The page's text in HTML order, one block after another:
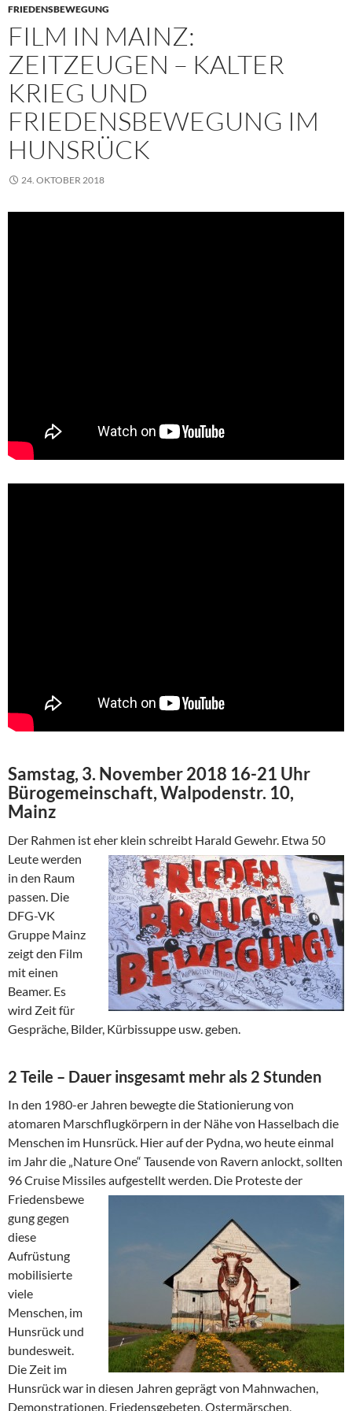
FRIEDENSBEWEGUNG
FILM IN MAINZ:
ZEITZEUGEN – KALTER
KRIEG UND
FRIEDENSBEWEGUNG IM
HUNSRÜCK
24. OKTOBER 2018
Samstag, 3. November 2018 16-21 Uhr
Bürogemeinschaft, Walpodenstr. 10,
Mainz
Der Rahmen ist eher klein schreibt Harald Gewehr. Etwa 50
Leutewerden
in den Raum
passen. Die
DFG-VK
Gruppe Mainz
zeigt den Film
mit einen
Beamer. Es
wird Zeit für
Gespräche, Bilder, Kürbissuppe usw. geben.
2 Teile – Dauer insgesamt mehr als 2 Stunden
In den 1980-er Jahren bewegte die Stationierung von
atomaren Marschflugkörpern in der Nähe von Hasselbach die
Menschen im Hunsrück. Hier auf der Pydna, wo heute einmal
im Jahr die „Nature One“ Tausende von Ravern anlockt, sollten
96 Cruise Missilesaufgestellt werden. Die Proteste der
Friedensbewe
gung gegen
diese
Aufrüstung
mobilisierte
viele
Menschen, im
Hunsrück und
bundesweit.
Die Zeit im
Hunsrück war in diesen Jahren geprägt von Mahnwachen,
Demonstrationen, Friedensgebeten, Ostermärschen,